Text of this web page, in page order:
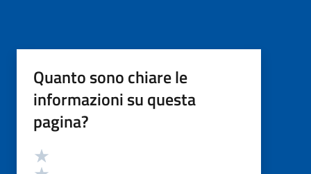
Quanto sono chiare le
informazioni su questa
pagina?
Valutazione